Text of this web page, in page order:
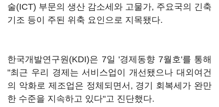
술(ICT) 부문의 생산 감소세와 고물가, 주요국의 긴축
기조 등이 주된 위축 요인으로 지목됐다.
한국개발연구원(KDI)은 7일 '경제동향 7월호'를 통해
"최근 우리 경제는 서비스업이 개선됐으나 대외여건
의 악화로 제조업은 정체되면서, 경기 회복세가 완만
한 수준을 지속하고 있다"고 진단했다.